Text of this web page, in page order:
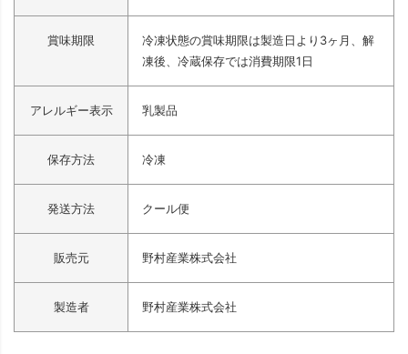
賞味期限
冷凍状態の賞味期限は製造日より3ヶ月、解
凍後、冷蔵保存では消費期限1日
アレルギー表示 乳製品
保存方法 冷凍
発送方法 クール便
販売元 野村産業株式会社
製造者 野村産業株式会社